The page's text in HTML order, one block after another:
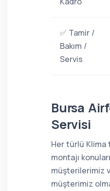
✅ Tamir /
Bakım /
Servis
Bursa
Servisi
Her türlü Klima
montajı
müşterilerimiz
müşterimiz